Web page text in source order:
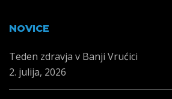
NOVICE
Teden zdravja v Banji Vrućici
2. julija, 2026